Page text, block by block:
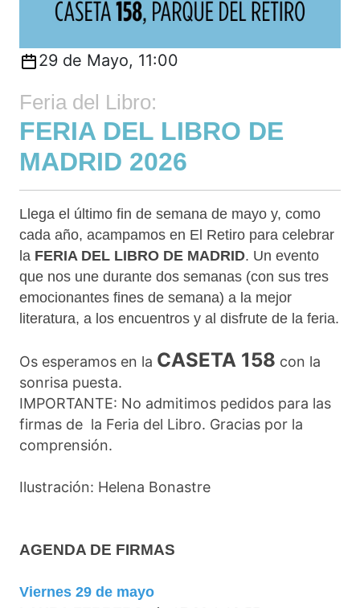
29 de Mayo, 11:00
Feria del Libro:
FERIA DEL LIBRO DE
MADRID 2026
Llega el último fin de semana de mayo y, como
cada año, acampamos en El Retiro para celebrar
la FERIA DEL LIBRO DE MADRID. Un evento
que nos une durante dos semanas (con sus tres
emocionantes fines de semana) a la mejor
literatura, a los encuentros y al disfrute de la feria.
Os esperamos en la CASETA 158 con la
sonrisa puesta.
IMPORTANTE: No admitimos pedidos para las
firmas de la Feria del Libro. Gracias por la
comprensión.
Ilustración: Helena Bonastre
AGENDA DE FIRMAS
Viernes 29 de mayo